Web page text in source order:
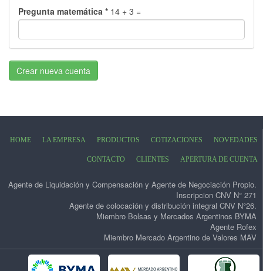
Pregunta matemática * 14 + 3 =
Crear nueva cuenta
HOME LA EMPRESA PRODUCTOS COTIZACIONES NOVEDADES
CONTACTO CLIENTES APERTURA DE CUENTA
Agente de Liquidación y Compensación y Agente de Negociación Propio.
Inscripcion CNV N° 271
Agente de colocación y distribución integral CNV N°26.
Miembro Bolsas y Mercados Argentinos BYMA
Agente Rofex
Miembro Mercado Argentino de Valores MAV